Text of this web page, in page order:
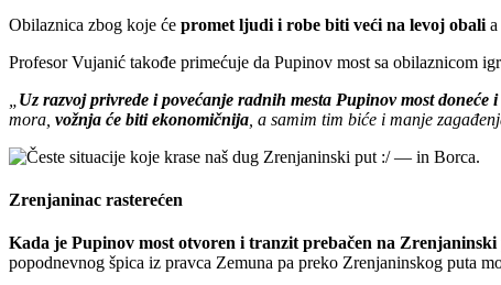
Obilaznica zbog koje će promet ljudi i robe biti veći na levoj obali
Profesor Vujanić takođe primećuje da Pupinov most sa obilaznicom
Uz razvoj privrede i povećanje radnih mesta Pupinov most doneće
mora, vožnja će biti ekonomičnija , a samim tim biće i manje
Zrenjaninac rasterećen
Kada je Pupinov most otvoren i tranzit prebačen na
popodnevnog špica iz pravca Zemuna pa preko Zrenjaninskog puta